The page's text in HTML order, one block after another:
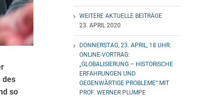
des
so
WEITERE AKTUELLE BEITRÄGE
23. APRIL 2020
DONNERSTAG, 23. APRIL, 18 UHR:
ONLINE-VORTRAG:
„GLOBALISIERUNG – HISTORISCHE
ERFAHRUNGEN UND
GEGENWÄRTIGE PROBLEME“ MIT
PROF. WERNER PLUMPE